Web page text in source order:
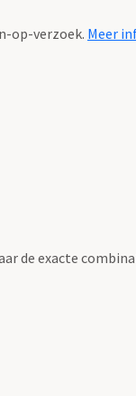
op-verzoek. Meer
de exacte